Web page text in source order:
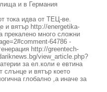
и в Германия
тока идва от ТЕЦ-ве.
и вятър http://energetika-
прекалено много сложни
64786 -
http://greentech-
view_article.php?
за ел.коли е евтина
слънце и вятър което
глобално ,а иначе за